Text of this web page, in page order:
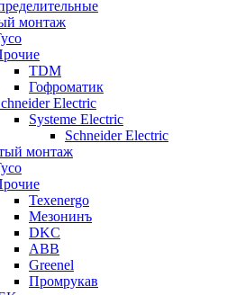
монтаж
TDM
Гофроматик
Electric
Systeme Electric
Schneider Electric
монтаж
Texenergo
Мезонинъ
DKC
ABB
Greenel
Промрукав